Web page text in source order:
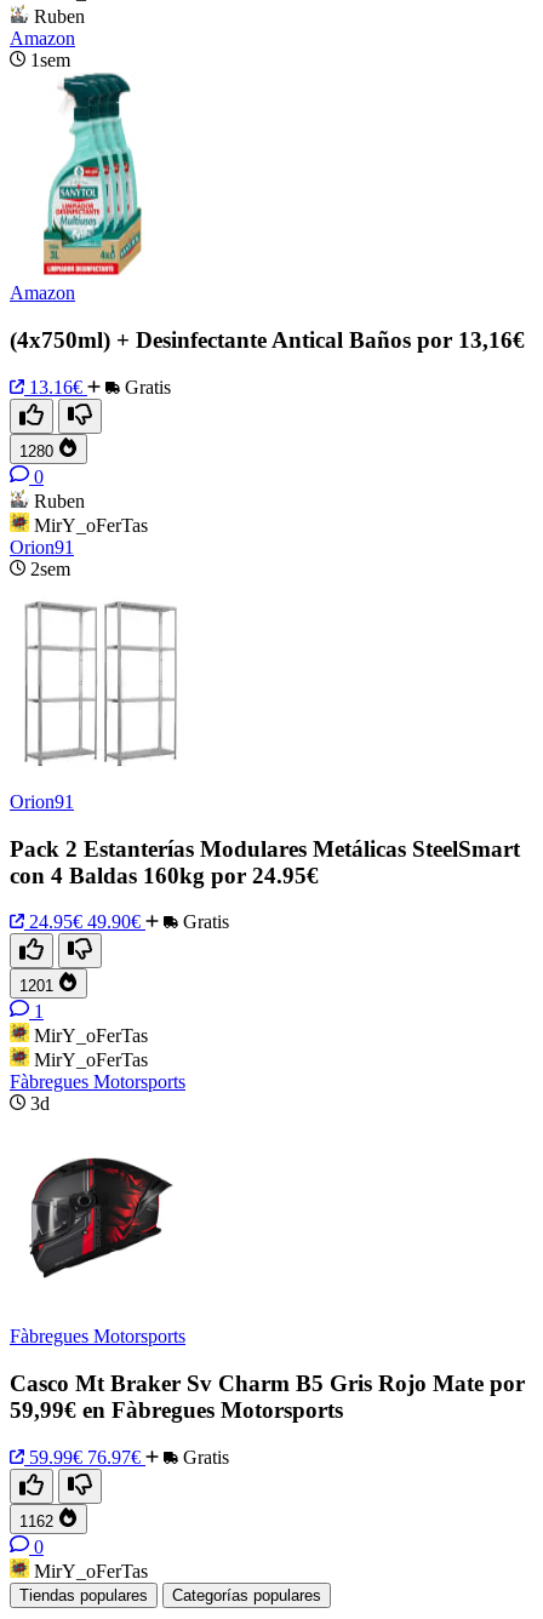
Ruben
Amazon
1sem
Amazon
(4x750ml) + Desinfectante Antical Baños por 13,16€
13.16€ Gratis
1280
0
Ruben
MirY_oFerTas
Orion91
2sem
Orion91
Pack 2 Estanterías Modulares Metálicas SteelSmart
con 4 Baldas 160kg por 24.95€
24.95€ 49.90€ Gratis
1201
1
MirY_oFerTas
MirY_oFerTas
Fàbregues Motorsports
3d
Fàbregues Motorsports
Casco Mt Braker Sv Charm B5 Gris Rojo Mate por
59,99€ en Fàbregues Motorsports
59.99€ 76.97€ Gratis
1162
0
MirY_oFerTas
Tiendas populares Categorías populares